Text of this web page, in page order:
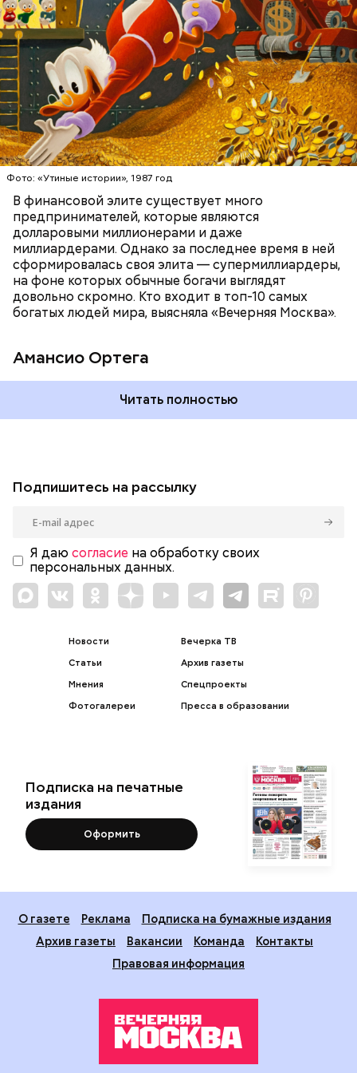
Фото: «Утиные истории», 1987 год
В финансовой элите существует много
предпринимателей, которые являются
долларовыми миллионерами и даже
миллиардерами. Однако за последнее время в ней
сформировалась своя элита — супермиллиардеры,
на фоне которых обычные богачи выглядят
довольно скромно. Кто входит в топ-10 самых
богатых людей мира, выясняла «Вечерняя Москва».
Амансио Ортега
Фото: Shutterstock
стильную одежду по доступным ценам.
Читать полностью
БОГАТСТВО
БИЗНЕС
ПРЕДПРИНИМАТЕЛИ
МИЛЛИАРДЕРЫ
ДЕНЬГИ
Подпишитесь на рассылку
Я даю согласие на обработку своих
персональных данных.
Новости
Статьи
Мнения
Фотогалереи
Вечерка ТВ
Архив газеты
Спецпроекты
Пресса в образовании
Подписка на печатные
издания
Оформить
О газете Реклама
Подписка на бумажные издания
Архив газеты
Вакансии Команда
Контакты
Правовая информация